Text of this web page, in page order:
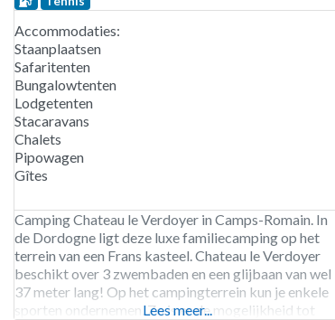
Accommodaties:
Staanplaatsen
Safaritenten
Bungalowtenten
Lodgetenten
Stacaravans
Chalets
Pipowagen
Gîtes
Camping Chateau le Verdoyer in Camps-Romain. In
de Dordogne ligt deze luxe familiecamping op het
terrein van een Frans kasteel. Chateau le Verdoyer
beschikt over 3 zwembaden en een glijbaan van wel
37 meter lang! Op het campingterrein kun je enkele
sporten ondernemen. Zo is er de mogelijkheid tot
Lees meer...